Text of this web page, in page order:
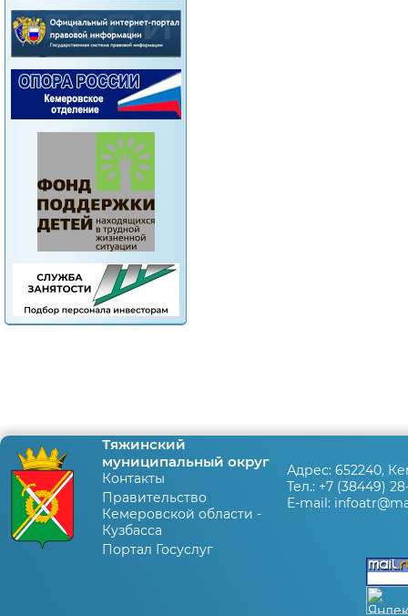
Тяжинский
муниципальный округ
Контакты
Правительство
Кемеровской области -
Кузбасса
Портал Госуслуг
Адрес: 652240,
Тел.: +7 (38449)
E-mail: